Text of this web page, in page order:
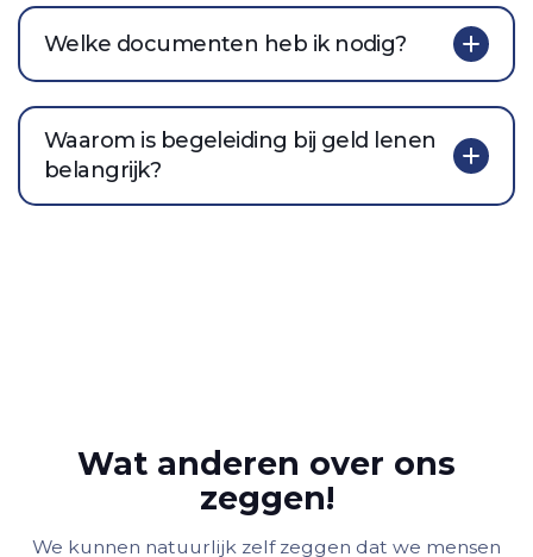
Welke documenten heb ik nodig?
Waarom is begeleiding bij geld lenen
belangrijk?
Wat anderen over ons
zeggen!
We kunnen natuurlijk zelf zeggen dat we mensen